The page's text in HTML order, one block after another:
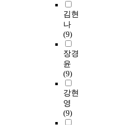
김현
나
(9)
장경
윤
(9)
강현
영
(9)